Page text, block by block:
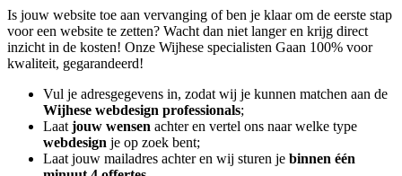
Is jouw website toe aan vervanging of ben je klaar om de eerste stap
voor een website te zetten? Wacht dan niet langer en krijg direct
inzicht in de kosten! Onze Wijhese specialisten Gaan 100% voor
kwaliteit, gegarandeerd!
Vul je adresgegevens in, zodat wij je kunnen matchen aan de
Wijhese webdesign professionals;
Laat jouw wensen achter en vertel ons naar welke type
webdesign je op zoek bent;
Laat jouw mailadres achter en wij sturen je binnen één